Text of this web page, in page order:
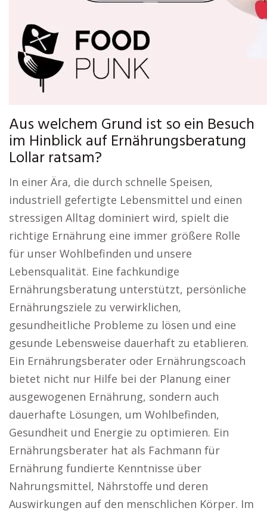
Aus welchem Grund ist so ein Besuch
im Hinblick auf Ernährungsberatung
Lollar ratsam?
In einer Ära, die durch schnelle Speisen,
industriell gefertigte Lebensmittel und einen
stressigen Alltag dominiert wird, spielt die
richtige Ernährung eine immer größere Rolle
für unser Wohlbefinden und unsere
Lebensqualität. Eine fachkundige
Ernährungsberatung unterstützt, persönliche
Ernährungsziele zu verwirklichen,
gesundheitliche Probleme zu lösen und eine
gesunde Lebensweise dauerhaft zu etablieren.
Ein Ernährungsberater oder Ernährungscoach
bietet nicht nur Hilfe bei der Planung einer
ausgewogenen Ernährung, sondern auch
dauerhafte Lösungen, um Wohlbefinden,
Gesundheit und Energie zu optimieren. Ein
Ernährungsberater hat als Fachmann für
Ernährung fundierte Kenntnisse über
Nahrungsmittel, Nährstoffe und deren
Auswirkungen auf den menschlichen Körper. Im